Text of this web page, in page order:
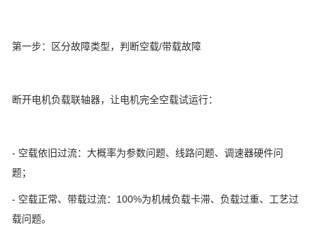
第一步：区分故障类型，判断空载/带载故障
断开电机负载联轴器，让电机完全空载试运行：
- 空载依旧过流：大概率为参数问题、线路问题、调速器硬件问
题；
- 空载正常、带载过流：100%为机械负载卡滞、负载过重、工艺过
载问题。